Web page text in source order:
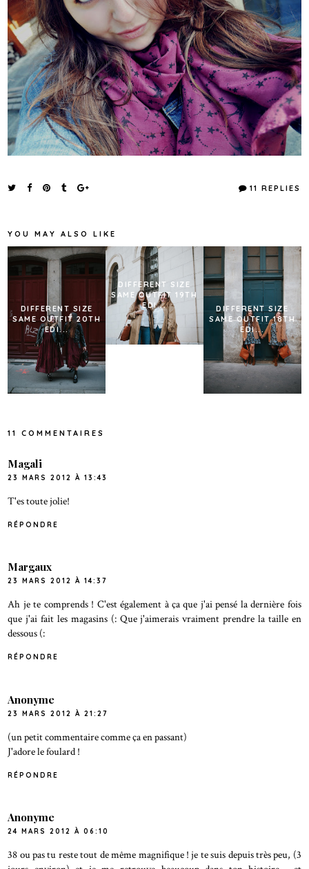
11 REPLIES
YOU MAY ALSO LIKE
DIFFERENT SIZE
SAME OUTFIT 20TH
EDI...
DIFFERENT SIZE
SAME OUTFIT 19TH
EDI...
DIFFERENT SIZE
SAME OUTFIT 18TH
EDI...
11 COMMENTAIRES
Magali
23 MARS 2012 À 13:43
T'es toute jolie!
RÉPONDRE
Margaux
23 MARS 2012 À 14:37
Ah je te comprends ! C'est également à ça que j'ai pensé la dernière fois
que j'ai fait les magasins (: Que j'aimerais vraiment prendre la taille en
dessous (:
RÉPONDRE
Anonyme
23 MARS 2012 À 21:27
(un petit commentaire comme ça en passant)
J'adore le foulard !
RÉPONDRE
Anonyme
24 MARS 2012 À 06:10
38 ou pas tu reste tout de même magnifique ! je te suis depuis très peu, (3